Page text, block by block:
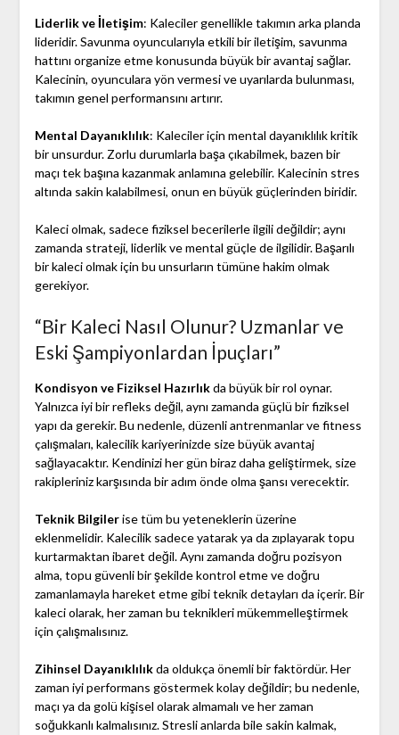
Liderlik ve İletişim: Kaleciler genellikle takımın arka planda
lideridir. Savunma oyuncularıyla etkili bir iletişim, savunma
hattını organize etme konusunda büyük bir avantaj sağlar.
Kalecinin, oyunculara yön vermesi ve uyarılarda bulunması,
takımın genel performansını artırır.
Mental Dayanıklılık: Kaleciler için mental dayanıklılık kritik
bir unsurdur. Zorlu durumlarla başa çıkabilmek, bazen bir
maçı tek başına kazanmak anlamına gelebilir. Kalecinin stres
altında sakin kalabilmesi, onun en büyük güçlerinden biridir.
Kaleci olmak, sadece fiziksel becerilerle ilgili değildir; aynı
zamanda strateji, liderlik ve mental güçle de ilgilidir. Başarılı
bir kaleci olmak için bu unsurların tümüne hakim olmak
gerekiyor.
“Bir Kaleci Nasıl Olunur? Uzmanlar ve
Eski Şampiyonlardan İpuçları”
Kondisyon ve Fiziksel Hazırlıkda büyük bir rol oynar.
Yalnızca iyi bir refleks değil, aynı zamanda güçlü bir fiziksel
yapı da gerekir. Bu nedenle, düzenli antrenmanlar ve fitness
çalışmaları, kalecilik kariyerinizde size büyük avantaj
sağlayacaktır. Kendinizi her gün biraz daha geliştirmek, size
rakipleriniz karşısında bir adım önde olma şansı verecektir.
Teknik Bilgilerise tüm bu yeteneklerin üzerine
eklenmelidir. Kalecilik sadece yatarak ya da zıplayarak topu
kurtarmaktan ibaret değil. Aynı zamanda doğru pozisyon
alma, topu güvenli bir şekilde kontrol etme ve doğru
zamanlamayla hareket etme gibi teknik detayları da içerir. Bir
kaleci olarak, her zaman bu teknikleri mükemmelleştirmek
için çalışmalısınız.
Zihinsel Dayanıklılıkda oldukça önemli bir faktördür. Her
zaman iyi performans göstermek kolay değildir; bu nedenle,
maçı ya da golü kişisel olarak almamalı ve her zaman
soğukkanlı kalmalısınız. Stresli anlarda bile sakin kalmak,